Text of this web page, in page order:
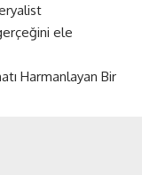
ele